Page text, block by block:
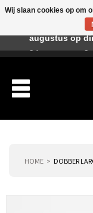
HOME DOBBER
Wij slaan cookies op om
Beste klant,
augustus op